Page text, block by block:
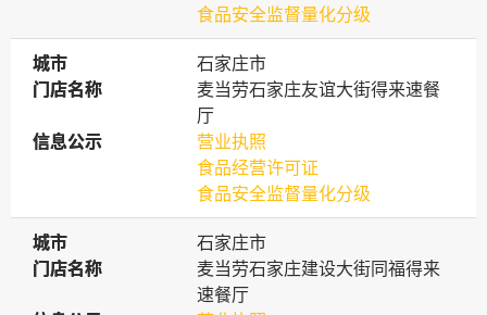
食品安全监督量化分级
城市
城市
石家庄市
门店名称
门店名称
麦当劳石家庄友谊大街得来速餐
厅
信息公示
信息公示
营业执照
食品经营许可证
食品安全监督量化分级
城市
城市
石家庄市
门店名称
门店名称
麦当劳石家庄建设大街同福得来
速餐厅